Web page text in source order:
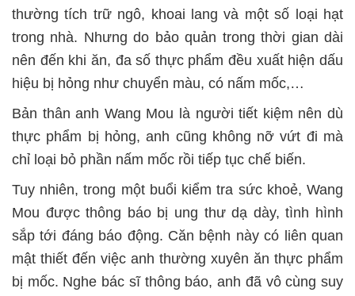
thường tích trữ ngô, khoai lang và một số loại hạt
trong nhà. Nhưng do bảo quản trong thời gian dài
nên đến khi ăn, đa số thực phẩm đều xuất hiện dấu
hiệu bị hỏng như chuyển màu, có nấm mốc,…
Bản thân anh Wang Mou là người tiết kiệm nên dù
thực phẩm bị hỏng, anh cũng không nỡ vứt đi mà
chỉ loại bỏ phần nấm mốc rồi tiếp tục chế biến.
Tuy nhiên, trong một buổi kiểm tra sức khoẻ, Wang
Mou được thông báo bị ung thư dạ dày, tình hình
sắp tới đáng báo động. Căn bệnh này có liên quan
mật thiết đến việc anh thường xuyên ăn thực phẩm
bị mốc. Nghe bác sĩ thông báo, anh đã vô cùng suy